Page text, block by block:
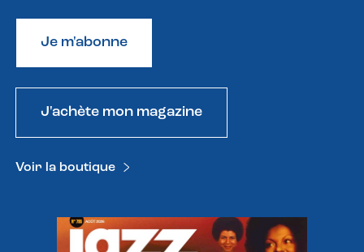
Je m'abonne
J'achète mon magazine
Voir la boutique